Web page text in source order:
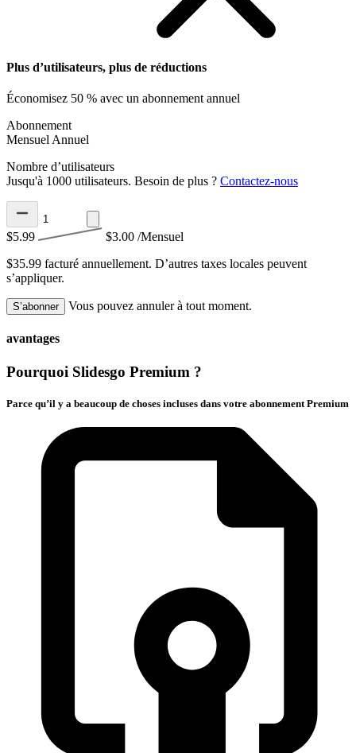
Plus d’utilisateurs, plus de réductions
Économisez 50 % avec un abonnement annuel
Abonnement
Mensuel Annuel
Nombre d’utilisateurs
Jusqu'à 1000 utilisateurs. Besoin de plus ? Contactez-nous
$5.99 $3.00 /Mensuel
$35.99 facturé annuellement. D’autres taxes locales peuvent
s’appliquer.
S’abonner Vous pouvez annuler à tout moment.
avantages
Pourquoi Slidesgo Premium ?
Parce qu’il y a beaucoup de choses incluses dans votre abonnement Premium